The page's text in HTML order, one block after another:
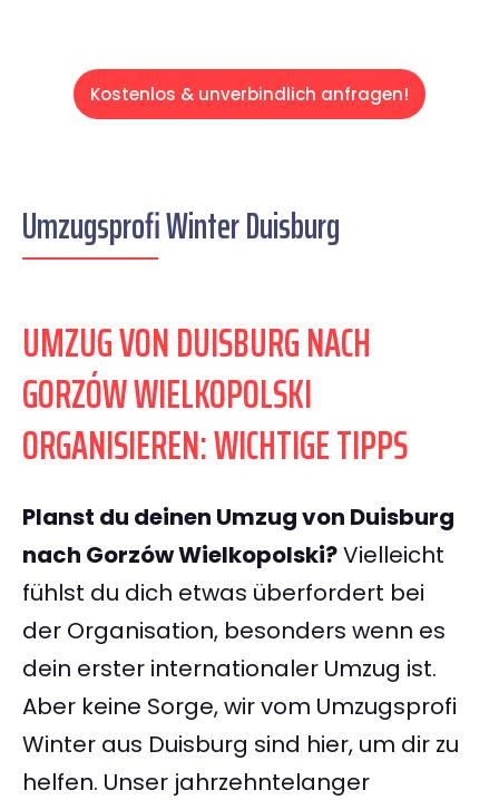
Kostenlos & unverbindlich anfragen!
Umzugsprofi Winter Duisburg
UMZUG VON DUISBURG NACH
GORZÓW WIELKOPOLSKI
ORGANISIEREN: WICHTIGE TIPPS
Planst du deinen Umzug von Duisburg
nach Gorzów Wielkopolski?Vielleicht
fühlst du dich etwas überfordert bei
der Organisation, besonders wenn es
dein erster internationaler Umzug ist.
Aber keine Sorge, wir vom Umzugsprofi
Winter aus Duisburg sind hier, um dir zu
helfen. Unser jahrzehntelanger